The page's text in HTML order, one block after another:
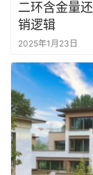
二环含金量
销逻辑
2025年1月23日